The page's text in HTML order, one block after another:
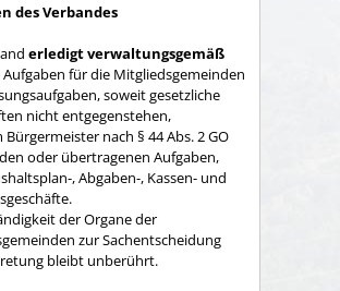
des Verbandes
erledigt verwaltungsgemäß
für die Mitgliedsgemeinden
soweit gesetzliche
nicht entgegenstehen,
Bürgermeister nach § 44 Abs. 2 GO
oder übertragenen Aufgaben,
, Abgaben-, Kassen- und
der Organe der
zur Sachent­scheidung
bleibt unberührt.